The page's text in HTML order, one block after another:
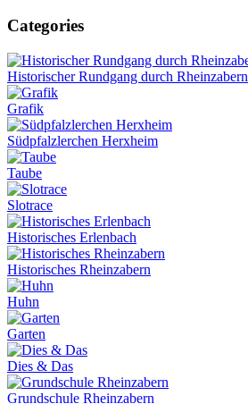
Categories
Historischer Rundgang durch Rheinzabern
Grafik
Südpfalzlerchen Herxheim
Taube
Slotrace
Historisches Erlenbach
Historisches Rheinzabern
Huhn
Garten
Dies & Das
Grundschule Rheinzabern